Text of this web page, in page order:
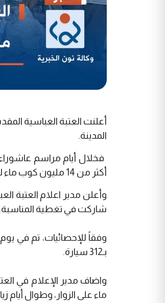
أعلنت العتبة العباسية
المدينة.
أكثر من 14 مليون كوب ماء للزوار..
شاركت في تغطية المناسبة.
بـ312 سيارة.
ماء على الزوار، وطوال أيام زيارة عاشوراء، تم